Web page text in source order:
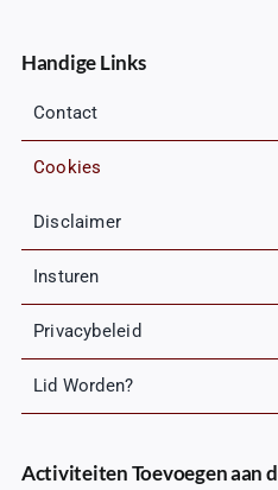
Handige Links
Contact
Cookies
Disclaimer
Insturen
Privacybeleid
Lid Worden?
Activiteiten Toevoegen aan